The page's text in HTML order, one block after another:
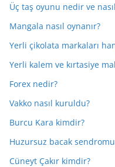
Üç taş oyunu nedir ve
Mangala nasıl oynanır?
Yerli çikolata markaları
Yerli kalem ve kırtasiye
Forex nedir?
Vakko nasıl kuruldu?
Burcu Kara kimdir?
Huzursuz bacak
Cüneyt Çakır kimdir?